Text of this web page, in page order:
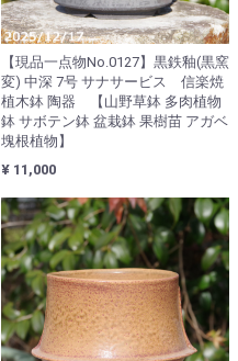
【現品一点物No.0127】黒鉄釉(黒窯
変) 中深 7号 サナサービス 信楽焼
植木鉢 陶器 【山野草鉢 多肉植物
鉢 サボテン鉢 盆栽鉢 果樹苗 アガベ
塊根植物】
¥ 11,000